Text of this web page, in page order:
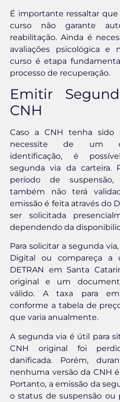
É importante ressaltar
curso não garante
reabilitação. Ainda é
avaliações psicológica e
curso é etapa
processo de recuperação.
Emitir
CNH
Caso a CNH tenha sido
necessite de um
identificação, é
segunda via da carteira.
período de
também não terá
emissão é feita através do
ser solicitada
dependendo da
Para solicitar a segunda
Digital ou compareça a
DETRAN em Santa
original e um
válido. A taxa para
conforme a tabela de
que varia anualmente.
A segunda via é útil para
CNH original foi
danificada. Porém,
nenhuma versão da CNH
Portanto, a emissão da
o status de suspensão ou